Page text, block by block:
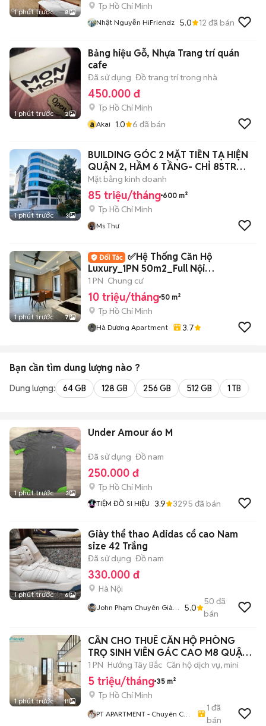
1 phút trước 8
Tp Hồ Chí Minh
Nhật Nguyễn HiFriendz 5.0 12 đã bán
1 phút trước 2
Bảng hiệu Gỗ, Nhựa Trang trí quán
cafe
Đã sử dụng Đồ trang trí trong nhà
450.000 đ
Tp Hồ Chí Minh
a Akai 1.0 6 đã bán
1 phút trước 3
BUILDING GÓC 2 MẶT TIỀN TẠ HIỆN
QUẬN 2, HẦM 6 TẦNG- CHỈ 85TR
600M2
Mặt bằng kinh doanh
85 triệu/tháng 600 m²
Tp Hồ Chí Minh
Ms Thư
1 phút trước 7
✅Hệ Thống Căn Hộ
Luxury_1PN 50m2_Full Nội
thất_Phạm Viết Chánh✅
1 PN Chung cư
10 triệu/tháng 50 m²
Tp Hồ Chí Minh
Hà Dương Apartment 3.7
Bạn cần tìm dung lượng nào ?
Dung lượng: 64 GB 128 GB 256 GB 512 GB 1 TB
1 phút trước 3
Under Amour áo M
Đã sử dụng Đồ nam
250.000 đ
Tp Hồ Chí Minh
TIỆM ĐỒ SI HIỆU 3.9 3295 đã bán
1 phút trước 6
Giày thể thao Adidas cổ cao Nam
size 42 Trắng
Đã sử dụng Đồ nam
330.000 đ
Hà Nội
John Phạm Chuyên Giày
5.0
50 đã
bán
1 phút trước 11
CẦN CHO THUÊ CĂN HỘ PHÒNG
TRỌ SINH VIÊN GÁC CAO M8 QUẬN
8
1 PN Hướng Tây Bắc Căn hộ dịch vụ, mini
5 triệu/tháng 35 m²
Tp Hồ Chí Minh
PT APARTMENT - Chuyên Cho
1 đã
bán